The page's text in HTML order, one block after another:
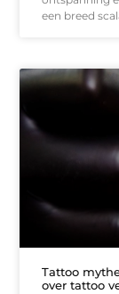
een breed
Tattoo
over tattoo